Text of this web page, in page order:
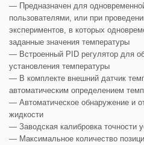
— Предназначен для
пользователями, или при
экспериментов, в которых
заданные значения температуры
— Встроенный PID регулятор для
установления температуры
— В комплекте внешний датчик
автоматическим определением
— Автоматическое обнаружение и
жидкости
— Заводская калибровка точности
— Максимальное количество